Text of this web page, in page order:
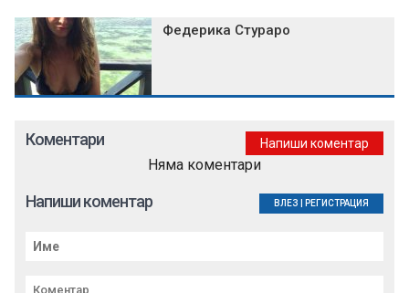
Федерика Стураро
Коментари Напиши коментар
Няма коментари
Напиши коментар ВЛЕЗ РЕГИСТРАЦИЯ